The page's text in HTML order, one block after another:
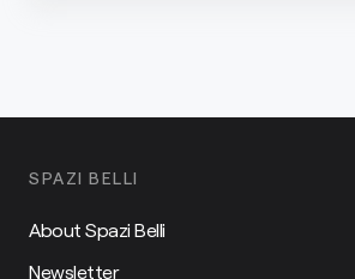
SPAZI BELLI
About Spazi Belli
Newsletter